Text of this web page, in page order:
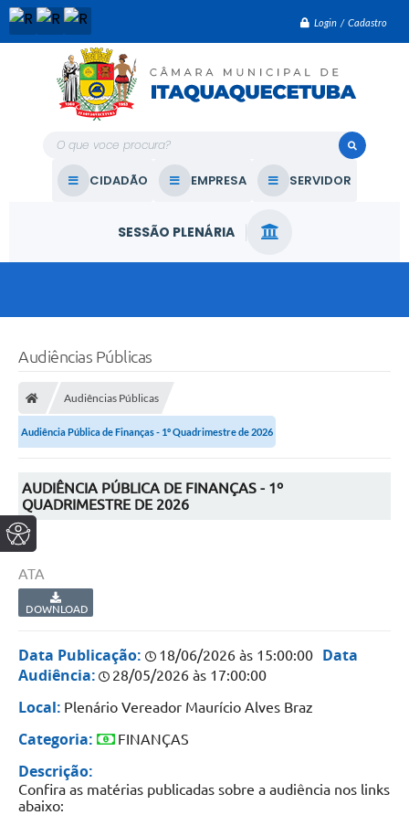
Login / Cadastro
O que voce procura?
CIDADÃO EMPRESA SERVIDOR
SESSÃO PLENÁRIA
Audiências Públicas
Audiências Públicas
Audiência Pública de Finanças - 1º Quadrimestre de 2026
AUDIÊNCIA PÚBLICA DE FINANÇAS - 1º
QUADRIMESTRE DE 2026
ATA
DOWNLOAD
Data Publicação: 18/06/2026 às 15:00:00
Data
Audiência:
28/05/2026 às 17:00:00
Local: Plenário Vereador Maurício Alves Braz
Categoria: FINANÇAS
Descrição:
Confira as matérias publicadas sobre a audiência nos links
abaixo: